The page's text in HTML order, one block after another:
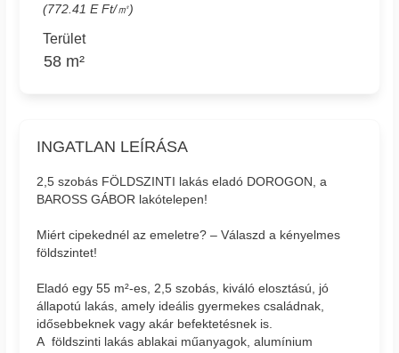
(772.41 E Ft/㎡)
Terület
58 m²
INGATLAN LEÍRÁSA
2,5 szobás FÖLDSZINTI lakás eladó DOROGON, a
BAROSS GÁBOR lakótelepen!
Miért cipekednél az emeletre? – Válaszd a kényelmes
földszintet!
Eladó egy 55 m²-es, 2,5 szobás, kiváló elosztású, jó
állapotú lakás, amely ideális gyermekes családnak,
idősebbeknek vagy akár befektetésnek is.
A földszinti lakás ablakai műanyagok, alumínium